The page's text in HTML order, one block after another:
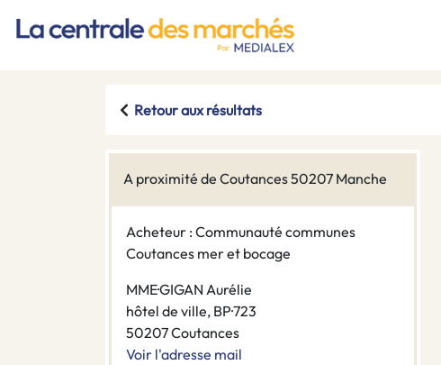
Retour aux résultats
A proximité de Coutances 50207 Manche
Acheteur : Communauté communes
Coutances mer et bocage
MME·GIGAN Aurélie
hôtel de ville, BP·723
50207 Coutances
Voir l'adresse mail